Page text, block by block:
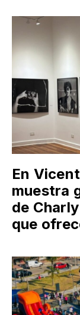
En
muestra
de
que